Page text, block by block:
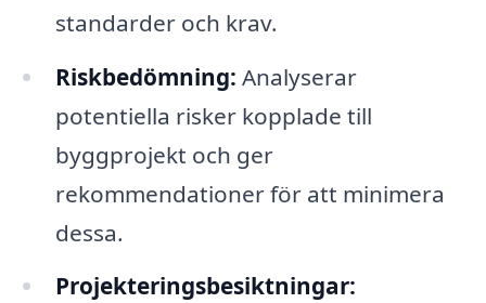
standarder och krav.
Riskbedömning: Analyserar
potentiella risker kopplade till
byggprojekt och ger
rekommendationer för att minimera
dessa.
Projekteringsbesiktningar: